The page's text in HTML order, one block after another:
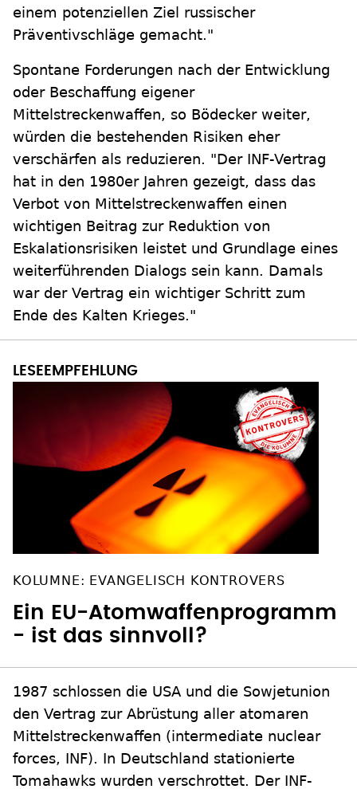
einem potenziellen Ziel russischer
Präventivschläge gemacht."
Spontane Forderungen nach der Entwicklung
oder Beschaffung eigener
Mittelstreckenwaffen, so Bödecker weiter,
würden die bestehenden Risiken eher
verschärfen als reduzieren. "Der INF-Vertrag
hat in den 1980er Jahren gezeigt, dass das
Verbot von Mittelstreckenwaffen einen
wichtigen Beitrag zur Reduktion von
Eskalationsrisiken leistet und Grundlage eines
weiterführenden Dialogs sein kann. Damals
war der Vertrag ein wichtiger Schritt zum
Ende des Kalten Krieges."
KOLUMNE: EVANGELISCH KONTROVERS
Ein EU-Atomwaffenprogramm
- ist das sinnvoll?
1987 schlossen die USA und die Sowjetunion
den Vertrag zur Abrüstung aller atomaren
Mittelstreckenwaffen (intermediate nuclear
forces, INF). In Deutschland stationierte
Tomahawks wurden verschrottet. Der INF-